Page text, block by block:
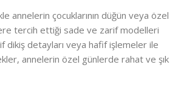
annelerin çocuklarının düğün veya özel
tercih ettiği sade ve zarif modelleri
dikiş detayları veya hafif işlemeler ile
annelerin özel günlerde rahat ve şık